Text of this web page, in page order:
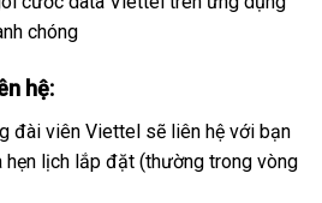
hệ:
đài viên Viettel sẽ liên hệ với bạn
hẹn lịch lắp đặt (thường trong vòng